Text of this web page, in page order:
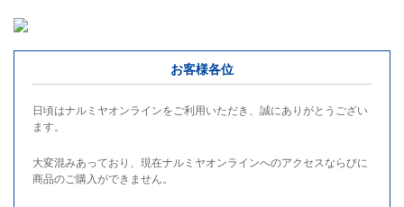
お客様各位
日頃はナルミヤオンラインをご利用いただき、誠にありがとうござい
ます。
大変混みあっており、現在ナルミヤオンラインへのアクセスならびに
商品のご購入ができません。